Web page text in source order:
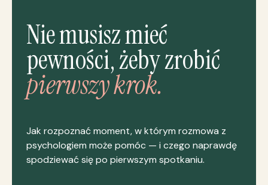
Nie musisz mieć
pewności, żeby zrobić
pierwszy krok.
Jak rozpoznać moment, w którym rozmowa z
psychologiem może pomóc — i czego naprawdę
spodziewać się po pierwszym spotkaniu.